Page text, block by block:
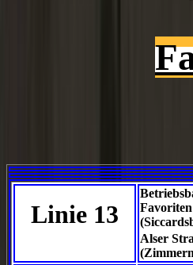
Linie 13
Favoriten
Alser